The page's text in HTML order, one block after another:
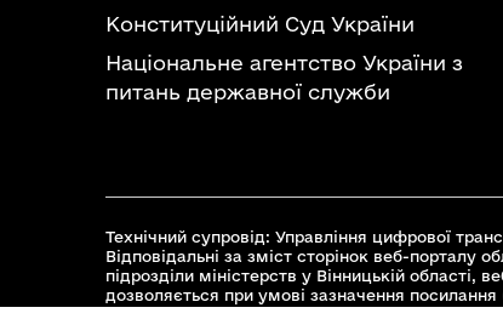
Конституційний Суд України
Національне агентство України з
питань державної служби
Технічний супровід: Управління цифрової
Відповідальні за зміст сторінок веб-порталу
підрозділи міністерств у Вінницькій області,
дозволяється при умові зазначення посилання